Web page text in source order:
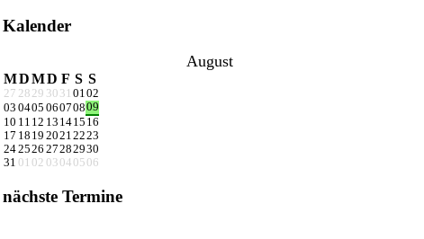
Kalender
August
MDMD F S S
27 28 29 30 31 0102
03 0405 06070809
10 11 12 13 1415 16
17 18 19 20212223
242526 27282930
31 01 02 03 04 05 06
nächste Termine